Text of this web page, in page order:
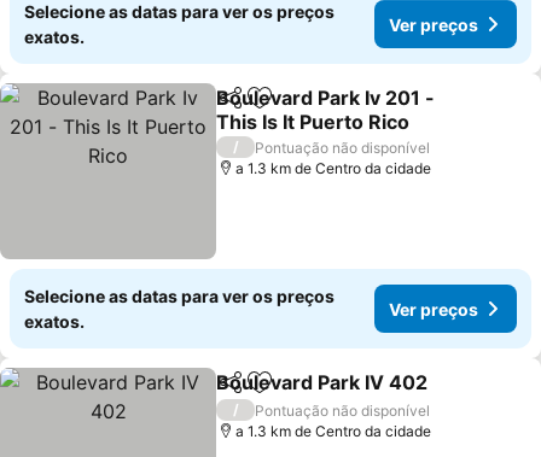
Selecione as datas para ver os preços
exatos.
Ver preços
PartilharAdicionar aos favoritos
Boulevard Park Iv 201 -
This Is It Puerto Rico
Ver preços
/
Pontuação não disponível
a 1.3 km de Centro da cidade
Selecione as datas para ver os preços
exatos.
Ver preços
PartilharAdicionar aos favoritos
Boulevard Park IV 402
/
Pontuação não disponível
a 1.3 km de Centro da cidade